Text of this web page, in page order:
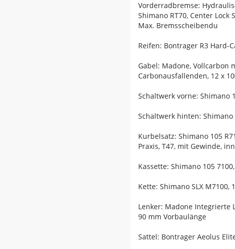
Vorderradbremse:
Shimano RT70, Center
Max. Bremsscheibendu
Reifen: Bontrager R3 Hard-
Gabel: Madone, Vollcarbon
Carbonausfallenden, 12 x
Schaltwerk vorne: Shimano
Schaltwerk hinten: Shimano
Kurbelsatz: Shimano 105
Praxis, T47, mit Gewinde,
Kassette: Shimano 105
Kette: Shimano SLX M7100,
Lenker: Madone Integrierte
90 mm Vorbaulänge
Sattel: Bontrager Aeolus